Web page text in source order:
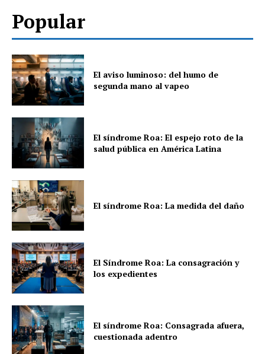
Popular
El aviso luminoso: del humo de
segunda mano al vapeo
El síndrome Roa: El espejo roto de la
salud pública en América Latina
El síndrome Roa: La medida del daño
El Síndrome Roa: La consagración y
los expedientes
El síndrome Roa: Consagrada afuera,
cuestionada adentro